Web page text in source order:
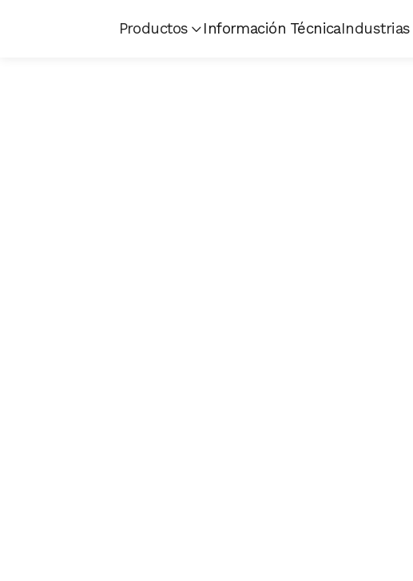
Productos  Información TécnicaIndustrias